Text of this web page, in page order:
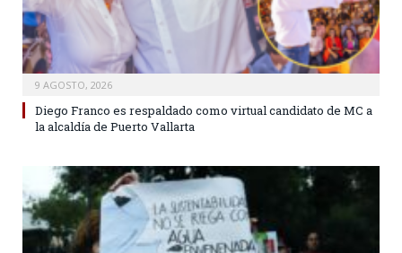
9 AGOSTO, 2026
Diego Franco es respaldado como virtual candidato de MC a
la alcaldía de Puerto Vallarta